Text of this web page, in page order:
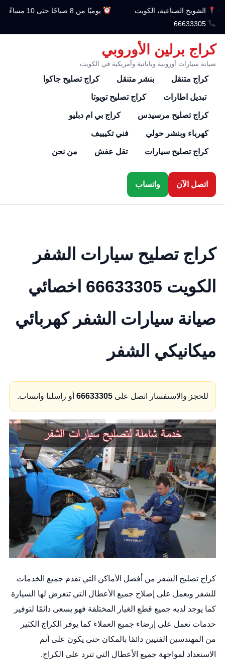
الشويخ الصناعية، الكويت
يوميًا من 8 صباحًا حتى 10 مساءً
66633305
كراج برلين الأوروبي
صيانة سيارات أوروبية ويابانية وأمريكية في الكويت
كراج متنقل بنشر متنقل كراج تصليح جاكوا
تبديل اطارات كراج تصليح تويوتا
كراج تصليح مرسيدس كراج بي ام دبليو
كهرباء وبنشر حولي فني تكيييف
كراج تصليح سيارات تقل عفش من نحن
اتصل الآن واتساب
كراج تصليح سيارات الشفر
الكويت 66633305 اخصائي
صيانة سيارات الشفر كهربائي
ميكانيكي الشفر
للحجز والاستفسار اتصل على 66633305أو راسلنا واتساب.
كراج تصليح الشفر من أفضل الأماكن التي تقدم جميع الخدمات
للشفر ويعمل على إصلاح جميع الأعطال التي تتعرض لها السيارة
كما يوجد لديه جميع قطع الغيار المختلفة فهو يسعى دائمًا لتوفير
خدمات تعمل على إرضاء جميع العملاء كما يوفر الكراج الكثير
من المهندسين الفنيين دائمًا بالمكان حتى يكون على أتم
الاستعداد لمواجهة جميع الأعطال التي تترد على الكراج.